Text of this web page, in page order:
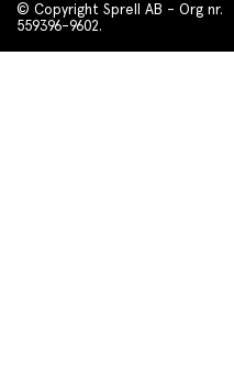
© Copyright Sprell AB - Org nr.
559396-9602.